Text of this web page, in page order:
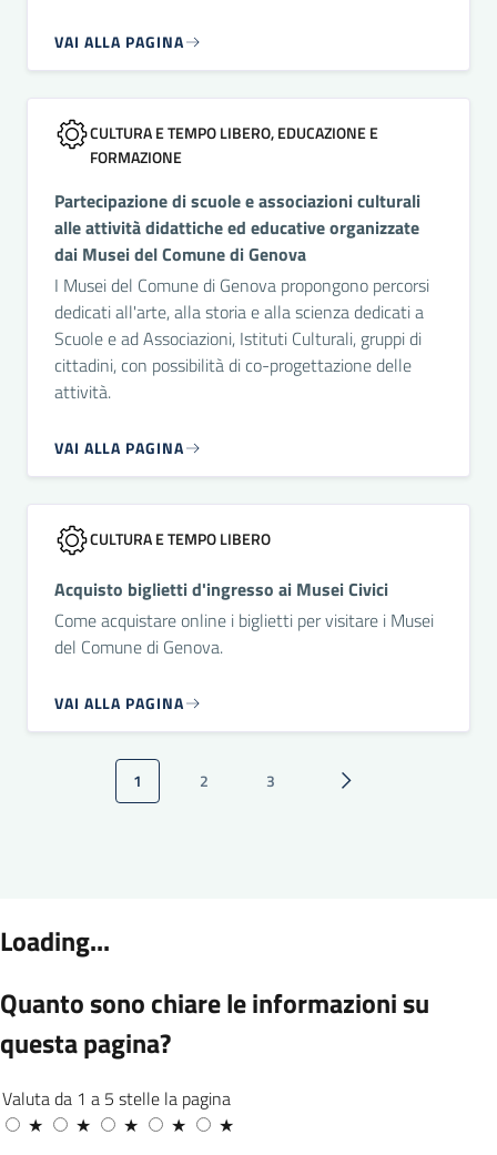
VAI ALLA PAGINA
CULTURA E TEMPO LIBERO, EDUCAZIONE E
FORMAZIONE
Partecipazione di scuole e associazioni culturali
alle attività didattiche ed educative organizzate
dai Musei del Comune di Genova
I Musei del Comune di Genova propongono percorsi
dedicati all'arte, alla storia e alla scienza dedicati a
Scuole e ad Associazioni, Istituti Culturali, gruppi di
cittadini, con possibilità di co-progettazione delle
attività.
VAI ALLA PAGINA
CULTURA E TEMPO LIBERO
Acquisto biglietti d'ingresso ai Musei Civici
Come acquistare online i biglietti per visitare i Musei
del Comune di Genova.
VAI ALLA PAGINA
Paginazione
Pagina attuale
1 Pagina
2 Pagina
3 Pagina successiva